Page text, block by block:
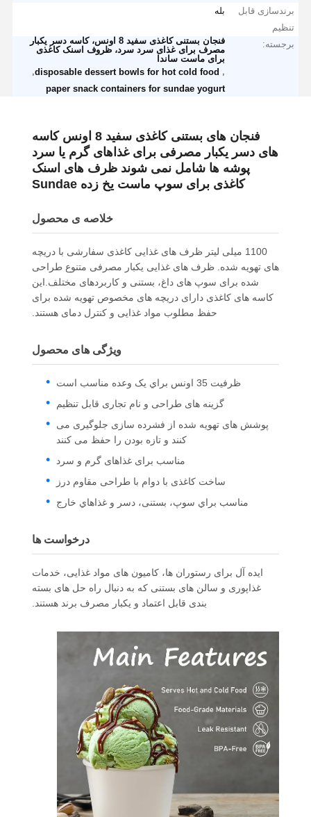
محصولات
کارخانه
برندسازی قابل
تنظیم
بله
برجسته:
فنجان بستنی کاغذی سفید 8 اونس، کاسه دسر یکبار
مصرف برای غذای سرد سرد، ظروف اسنک کاغذی
برای ماست ساندا
disposable dessert bowls for hot cold food
paper snack containers for sundae yogurt
فنجان های بستنی کاغذی سفید 8 اونس کاسه
های دسر یکبار مصرفی برای غذاهای گرم یا سرد
پوشه ها شامل نمی شوند ظرف های اسنک
کاغذی برای سوپ ماست یخ زده Sundae
خلاصه ی محصول
1100 میلی لیتر ظرف های غذایی کاغذی سفارشی با دریچه
های تهویه شده. ظرف های غذایی یکبار مصرفی متنوع طراحی
شده برای سوپ های داغ، بستنی و کاربردهای مختلف.این
کاسه های کاغذی دارای دریچه های مخصوص تهویه شده برای
حفظ مطلوب مواد غذایی و کنترل دمای هستند.
ویژگی های محصول
ظرفيت 35 اونس براي يک وعده مناسب است
گزینه های طراحی و نام تجاری قابل تنظیم
پوشش های تهویه شده از فشرده سازی جلوگیری می
کنند و تازه بودن را حفظ می کنند
مناسب برای غذاهای گرم و سرد
ساخت کاغذی با دوام با طراحی مقاوم درز
مناسب براي سوپ، بستنی، دسر و غذاهاي خارج
درخواست ها
ایده آل برای رستوران ها، کامیون های مواد غذایی، خدمات
غذاپوری و سالن های بستنی که به دنبال راه حل های بسته
بندی قابل اعتماد و یکبار مصرف برند هستند.